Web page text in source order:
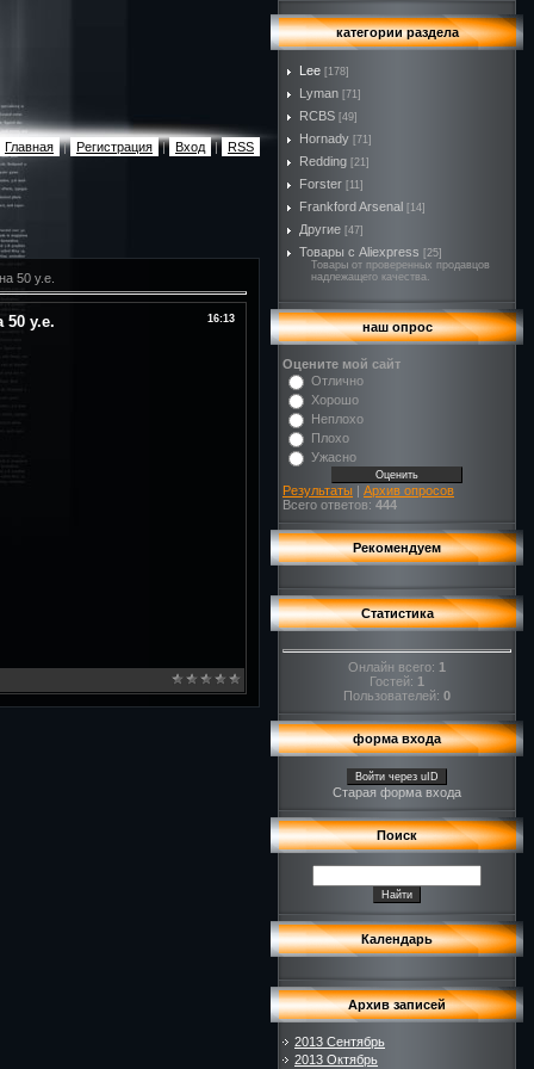
Главная | Регистрация | Вход | RSS
50 у.е.
16:13
50 у.е.
категории раздела
Lee [178]
Lyman [71]
RCBS [49]
Hornady [71]
Redding [21]
Forster [11]
Frankford Arsenal [14]
Другие [47]
Товары с Aliexpress [25]
Товары от проверенных продавцов
надлежащего качества.
наш опрос
Оцените мой сайт
Отлично
Хорошо
Неплохо
Плохо
Ужасно
Результаты | Архив опросов
Всего ответов: 444
Рекомендуем
Статистика
Онлайн всего: 1
Гостей: 1
Пользователей: 0
форма входа
Войти через uID
Старая форма входа
Поиск
Календарь
Архив записей
2013 Сентябрь
2013 Октябрь